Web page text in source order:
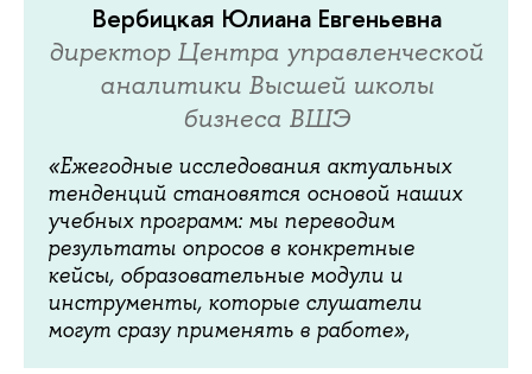
Вербицкая Юлиана Евгеньевна
директор Центра управленческой
аналитики Высшей школы
бизнеса ВШЭ
«Ежегодные исследования актуальных
тенденций становятся основой наших
учебных программ: мы переводим
результаты опросов в конкретные
кейсы, образовательные модули и
инструменты, которые слушатели
могут сразу применять в работе»,